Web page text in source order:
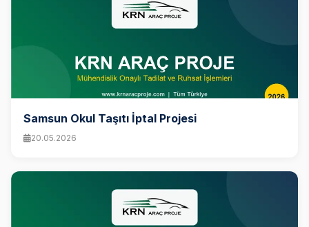
Samsun Okul Taşıtı İptal Projesi
20.05.2026